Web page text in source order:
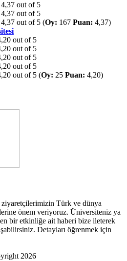
(Oy: 167 Puan: 4,37)
(Oy: 25 Puan: 4,20)
ziyaretçilerimizin Türk ve dünya
önem veriyoruz. Üniversiteniz ya
bir etkinliğe ait haberi bize ileterek
Detayları öğrenmek için
2026